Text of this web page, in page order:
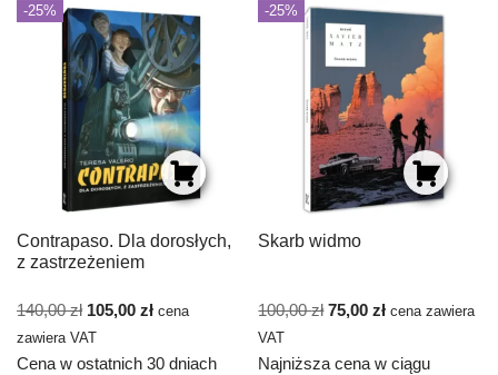
-25%
Contrapaso. Dla dorosłych,
z zastrzeżeniem
140,00zł 105,00 zł cena
zawiera VAT
Cena w ostatnich 30 dniach
-25%
Skarb widmo
100,00zł 75,00zł cena zawiera
VAT
Najniższa cena w ciągu